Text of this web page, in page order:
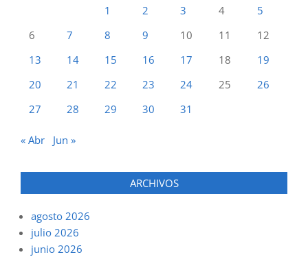
1
2 3 4
5
6
7 8 9 10 11
12
13
14 15 16 17 18
19
20
21 22 23 24 25
26
27
28 29 30 31
« Abr Jun »
ARCHIVOS
agosto 2026
julio 2026
junio 2026